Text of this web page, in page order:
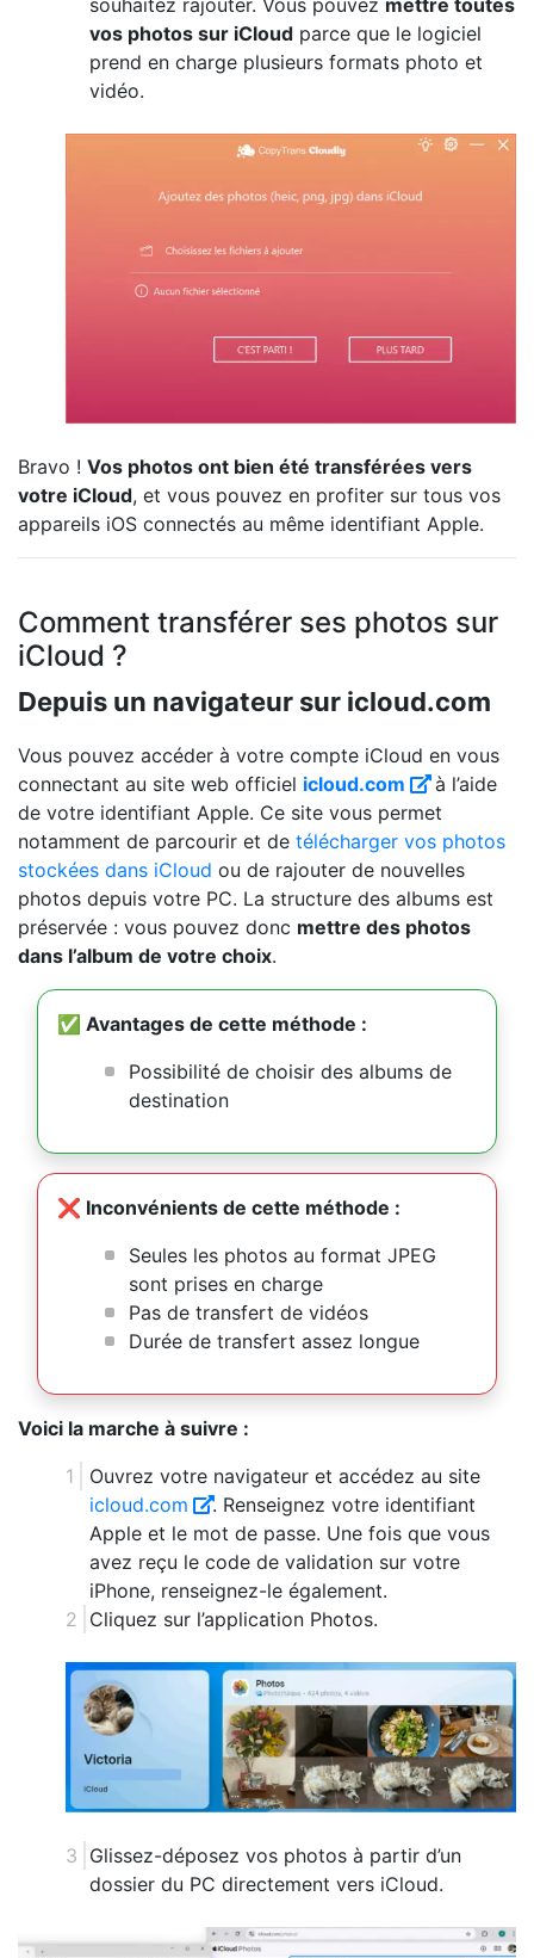
vos photos sur iCloud parce que le logiciel
prend en charge plusieurs formats photo et
vidéo.
Bravo ! Vos photos ont bien été transférées vers
votre iCloud, et vous pouvez en profiter sur tous vos
appareils iOS connectés au même identifiant Apple.
Comment transférer ses photos sur
iCloud ?
Depuis un navigateur sur icloud.com
Vous pouvez accéder à votre compte iCloud en vous
connectant au site web officiel icloud.com
à l’aide
de votre identifiant Apple. Ce site vous permet
notamment de parcourir et de télécharger vos photos
stockées dans iCloud ou de rajouter de nouvelles
photos depuis votre PC. La structure des albums est
préservée : vous pouvez donc mettre des photos
dans l’album de votre choix.
✅ Avantages de cette méthode :
Possibilité de choisir des albums de
destination
❌ Inconvénients de cette méthode :
Seules les photos au format JPEG
sont prises en charge
Pas de transfert de vidéos
Durée de transfert assez longue
Voici la marche à suivre :
Ouvrez votre navigateur et accédez au site
icloud​.com
. Renseignez votre identifiant
Apple et le mot de passe. Une fois que vous
avez reçu le code de validation sur votre
iPhone, renseignez-le également.
Cliquez sur l’application Photos.
Glissez-déposez vos photos à partir d’un
dossier du PC directement vers iCloud.